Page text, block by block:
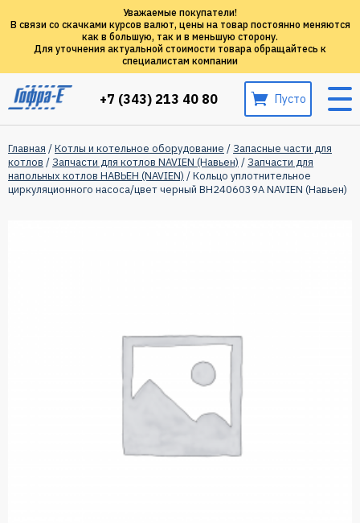
Уважаемые покупатели!
В связи со скачками курсов валют, цены на товар постоянно меняются
как в большую, так и в меньшую сторону.
Для уточнения актуальной стоимости товара обращайтесь к
специалистам компании
+7 (343) 213 40 80 Пусто
Главная /Котлы и котельное оборудование /Запасные части для
котлов /Запчасти для котлов NAVIEN (Навьен) /Запчасти для
напольных котлов НАВЬЕН (NAVIEN) / Кольцо уплотнительное
циркуляционного насоса/цвет черный BH2406039A NAVIEN (Навьен)